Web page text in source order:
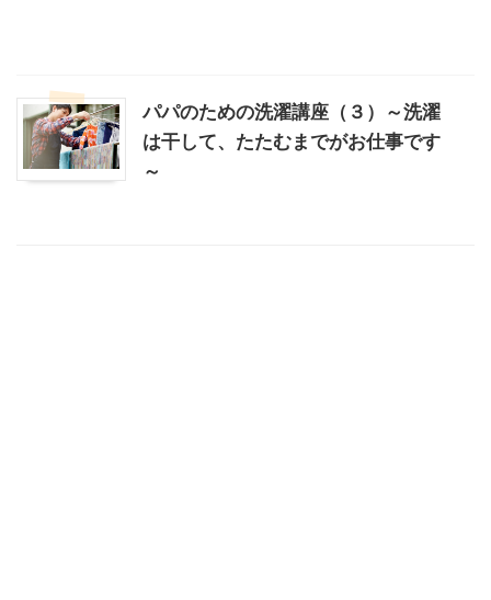
パパのための洗濯講座（３）～洗濯
は干して、たたむまでがお仕事です
～